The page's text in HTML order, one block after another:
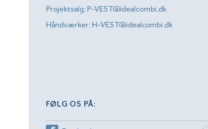
Projektsalg: P-VEST@idealcombi.dk
Håndværker: H-VEST@idealcombi.dk
FØLG OS PÅ: